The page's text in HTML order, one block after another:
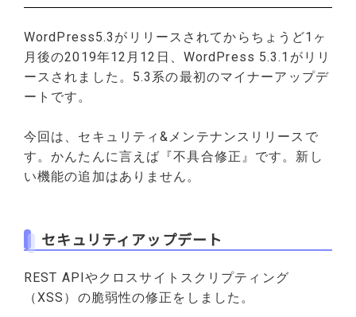
WordPress5.3がリリースされてからちょうど1ヶ
月後の2019年12月12日、WordPress 5.3.1がリリ
ースされました。5.3系の最初のマイナーアップデ
ートです。
今回は、セキュリティ&メンテナンスリリースで
す。かんたんに言えば『不具合修正』です。新し
い機能の追加はありません。
セキュリティアップデート
REST APIやクロスサイトスクリプティング
（XSS）の脆弱性の修正をしました。